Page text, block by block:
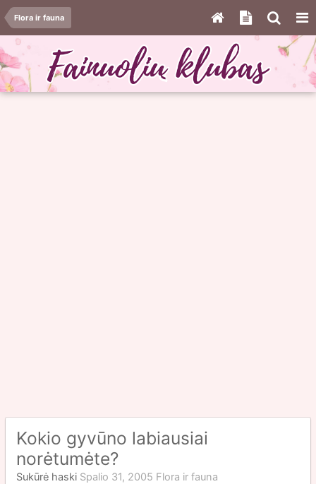
Flora ir fauna
Kokio gyvūno labiausiai
norėtumėte?
Sukūrė haski Spalio 31, 2005 Flora ir fauna